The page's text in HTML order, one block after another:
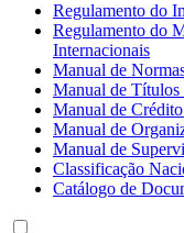
Regulamento do
Regulamento do
Internacionais
Manual de
Manual de
Manual de
Manual de
Manual de
Classificação
Catálogo de